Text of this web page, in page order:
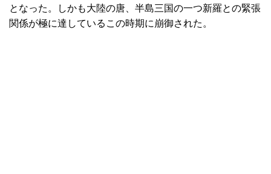
となった。しかも大陸の唐、半島三国の一つ新羅との緊張
関係が極に達しているこの時期に崩御された。